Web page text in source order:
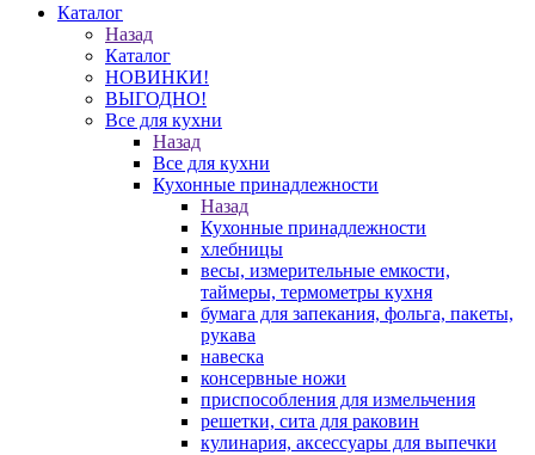
Каталог
Назад
Каталог
НОВИНКИ!
ВЫГОДНО!
Все для кухни
Назад
Все для кухни
Кухонные принадлежности
Назад
Кухонные принадлежности
хлебницы
весы, измерительные емкости,
таймеры, термометры кухня
бумага для запекания, фольга, пакеты,
рукава
навеска
консервные ножи
приспособления для измельчения
решетки, сита для раковин
кулинария, аксессуары для выпечки